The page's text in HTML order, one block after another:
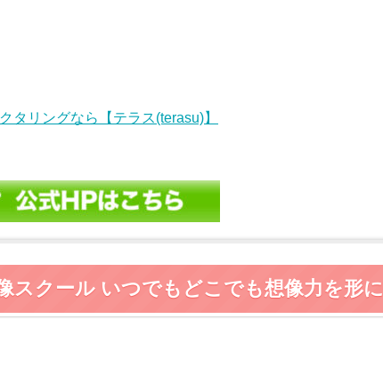
タリングなら【テラス(terasu)】
スクール いつでもどこでも想像力を形に